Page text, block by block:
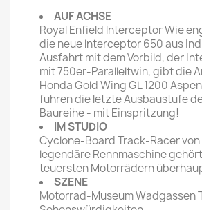
AUF ACHSE
Royal Enfield lnterceptor Wie
die neue lnterceptor 650 aus
Ausfahrt mit dem Vorbild, der
mit 750er-Paralleltwin, gibt die
Honda Gold Wing GL 1200
fuhren die letzte Ausbaustufe
Baureihe - mit Einspritzung!
IM STUDIO
Cyclone-Board Track-Racer von
legendäre Rennmaschine
teuersten Motorrädern
SZENE
Motorrad-Museum Wadgassen